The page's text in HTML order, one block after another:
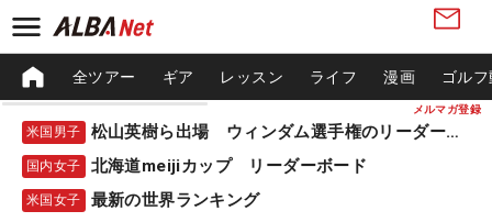
メルマガ登録
全ツアー ギア レッスン ライフ 漫画 ゴル
米国男子 松山英樹ら出場 ウィンダム選手権のリーダーボード
国内女子 北海道meijiカップ リーダーボード
米国女子 最新の世界ランキング